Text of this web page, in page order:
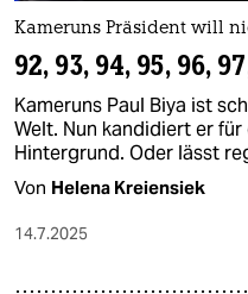
Kameruns Präsident will
92, 93, 94, 95, 96,
Kameruns Paul Biya ist
Welt. Nun kandidiert er
Hintergrund. Oder lässt
Von Helena Kreiensiek
14.7.2025